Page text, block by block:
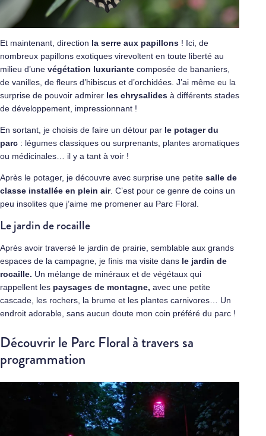
Et maintenant, direction la serre aux papillons ! Ici, de
nombreux papillons exotiques virevoltent en toute liberté au
milieu d’une végétation luxuriante composée de bananiers,
de vanilles, de fleurs d’hibiscus et d’orchidées. J’ai même eu la
surprise de pouvoir admirer les chrysalides à différents stades
de développement, impressionnant !
En sortant, je choisis de faire un détour par le potager du
parc : légumes classiques ou surprenants, plantes aromatiques
ou médicinales… il y a tant à voir !
Après le potager, je découvre avec surprise une petite salle de
classe installée en plein air. C’est pour ce genre de coins un
peu insolites que j’aime me promener au Parc Floral.
Le jardin de rocaille
Après avoir traversé le jardin de prairie, semblable aux grands
espaces de la campagne, je finis ma visite dans le jardin de
rocaille. Un mélange de minéraux et de végétaux qui
rappellent les paysages de montagne, avec une petite
cascade, les rochers, la brume et les plantes carnivores… Un
endroit adorable, sans aucun doute mon coin préféré du parc !
Découvrir le Parc Floral à travers sa
programmation